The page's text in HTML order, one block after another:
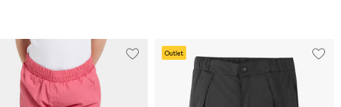
Outlet